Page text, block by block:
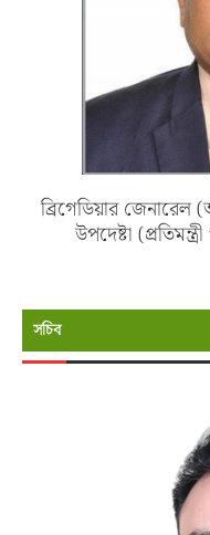
ব্রিগেডিয়ার
উপদেষ্টা
সচিব